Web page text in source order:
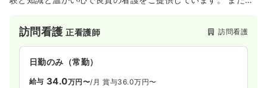
さんそれぞれの状況や環境に配慮した関わりを心がけていま
す。訪問看護で看護師がお邪魔する時間を楽しみにお待ちいた
だけるように、メディケアジャパンは、心温まる訪問看護で、
地域の皆様の暮らしを支えます。
訪問看護正看護師 訪問看護
日勤のみ（常勤）
給与 34.0万円〜/月 賞与36.0万円〜